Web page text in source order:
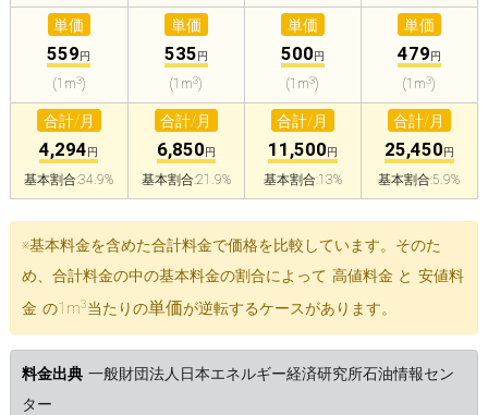
単価
559円
(1m3)
単価
535円
(1m3)
単価
500円
(1m3)
単価
479円
(1m3)
合計/月
4,294円
基本割合:34.9%
合計/月
6,850円
基本割合:21.9%
合計/月
11,500円
基本割合:13%
合計/月
25,450円
基本割合:5.9%
※基本料金を含めた合計料金で価格を比較しています。そのた
め、合計料金の中の基本料金の割合によって 高値料金 と 安値料
金 の1m3当たりの単価が逆転するケースがあります。
料金出典 一般財団法人日本エネルギー経済研究所石油情報セン
ター